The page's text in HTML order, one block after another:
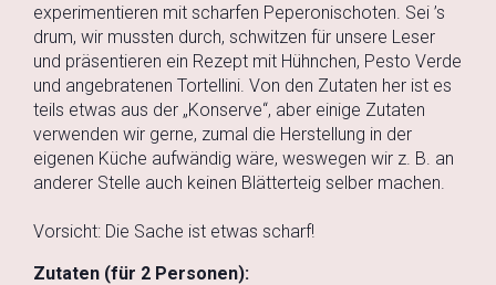
experimentieren mit scharfen Peperonischoten. Sei ’s
drum, wir mussten durch, schwitzen für unsere Leser
und präsentieren ein Rezept mit Hühnchen, Pesto Verde
und angebratenen Tortellini. Von den Zutaten her ist es
teils etwas aus der „Konserve“, aber einige Zutaten
verwenden wir gerne, zumal die Herstellung in der
eigenen Küche aufwändig wäre, weswegen wir z. B. an
anderer Stelle auch keinen Blätterteig selber machen.
Vorsicht: Die Sache ist etwas scharf!
Zutaten (für 2 Personen):